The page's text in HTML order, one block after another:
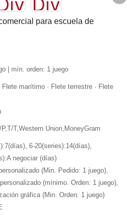
para escuela de
| mín. orden: 1 juego
Flete marítimo · Flete terrestre · Flete
T,Western Union,MoneyGram
6-20(series):14(días),
negociar (días)
(Min. Pedido: 1 juego),
(mínimo. Orden: 1 juego),
gráfica (Min. Orden: 1 juego)